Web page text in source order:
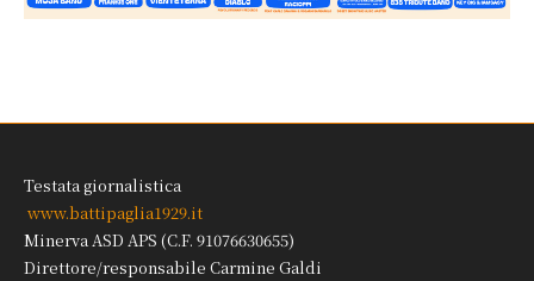
Testata giornalistica
www.battipaglia1929.it
Minerva ASD APS (C.F. 91076630655)
Direttore/responsabile Carmine Galdi